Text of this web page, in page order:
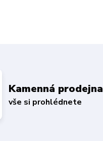
Kamenná prodejna
vše si prohlédnete